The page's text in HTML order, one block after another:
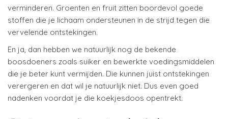
verminderen. Groenten en fruit zitten boordevol goede
stoffen die je lichaam ondersteunen in de strijd tegen die
vervelende ontstekingen.
En ja, dan hebben we natuurlijk nog de bekende
boosdoeners zoals suiker en bewerkte voedingsmiddelen
die je beter kunt vermijden. Die kunnen juist ontstekingen
verergeren en dat wil je natuurlijk niet. Dus even goed
nadenken voordat je die koekjesdoos opentrekt.